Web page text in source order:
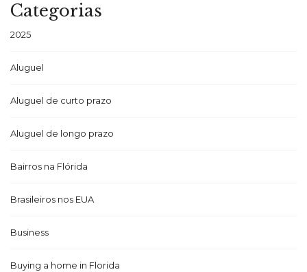
Categorias
2025
Aluguel
Aluguel de curto prazo
Aluguel de longo prazo
Bairros na Flórida
Brasileiros nos EUA
Business
Buying a home in Florida